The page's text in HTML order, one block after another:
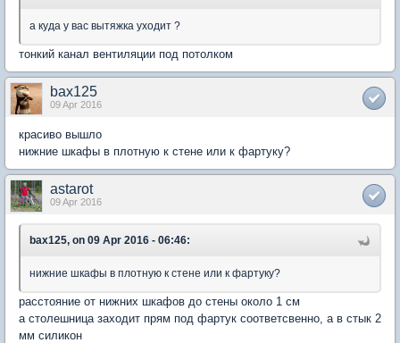
а куда у вас вытяжка уходит ?
тонкий канал вентиляции под потолком
bax125
09 Apr 2016
красиво вышло
нижние шкафы в плотную к стене или к фартуку?
astarot
09 Apr 2016
bax125, on 09 Apr 2016 - 06:46:
нижние шкафы в плотную к стене или к фартуку?
расстояние от нижних шкафов до стены около 1 см
а столешница заходит прям под фартук соответсвенно, а в стык 2
мм силикон